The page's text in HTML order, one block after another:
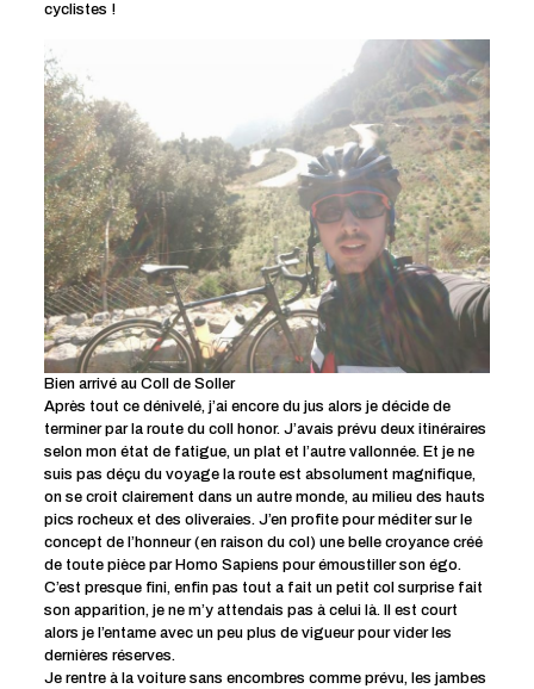
cyclistes !
Bien arrivé au Coll de Soller
Après tout ce dénivelé, j’ai encore du jus alors je décide de
terminer par la route du coll honor. J’avais prévu deux itinéraires
selon mon état de fatigue, un plat et l’autre vallonnée. Et je ne
suis pas déçu du voyage la route est absolument magnifique,
on se croit clairement dans un autre monde, au milieu des hauts
pics rocheux et des oliveraies. J’en profite pour méditer sur le
concept de l’honneur (en raison du col) une belle croyance créé
de toute pièce par Homo Sapiens pour émoustiller son égo.
C’est presque fini, enfin pas tout a fait un petit col surprise fait
son apparition, je ne m’y attendais pas à celui là. Il est court
alors je l’entame avec un peu plus de vigueur pour vider les
dernières réserves.
Je rentre à la voiture sans encombres comme prévu, les jambes